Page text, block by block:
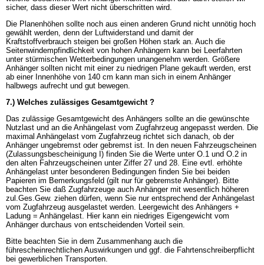
sicher, dass dieser Wert nicht überschritten wird.
Die Planenhöhen sollte noch aus einen anderen Grund nicht unnötig hoch
gewählt werden, denn der Luftwiderstand und damit der
Kraftstoffverbrauch steigen bei großen Höhen stark an. Auch die
Seitenwindempfindlichkeit von hohen Anhängern kann bei Leerfahrten
unter stürmischen Wetterbedingungen unangenehm werden. Größere
Anhänger sollten nicht mit einer zu niedrigen Plane gekauft werden, erst
ab einer Innenhöhe von 140 cm kann man sich in einem Anhänger
halbwegs aufrecht und gut bewegen.
7.) Welches zulässiges Gesamtgewicht ?
Das zulässige Gesamtgewicht des Anhängers sollte an die gewünschte
Nutzlast und an die Anhängelast vom Zugfahrzeug angepasst werden. Die
maximal Anhängelast vom Zugfahrzeug richtet sich danach, ob der
Anhänger ungebremst oder gebremst ist. In den neuen Fahrzeugscheinen
(Zulassungsbescheinigung I) finden Sie die Werte unter O.1 und O.2 in
den alten Fahrzeugscheinen unter Ziffer 27 und 28. Eine evtl. erhöhte
Anhängelast unter besonderen Bedingungen finden Sie bei beiden
Papieren im Bemerkungsfeld (gilt nur für gebremste Anhänger). Bitte
beachten Sie daß Zugfahrzeuge auch Anhänger mit wesentlich höheren
zul.Ges.Gew. ziehen dürfen, wenn Sie nur entsprechend der Anhängelast
vom Zugfahrzeug ausgelastet werden. Leergewicht des Anhängers +
Ladung = Anhängelast. Hier kann ein niedriges Eigengewicht vom
Anhänger durchaus von entscheidenden Vorteil sein.
Bitte beachten Sie in dem Zusammenhang auch die
führescheinrechtlichen Auswirkungen und ggf. die Fahrtenschreiberpflicht
bei gewerblichen Transporten.